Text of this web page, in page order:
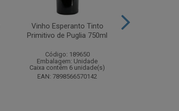
Vinho Esperanto Tinto
Primitivo de Puglia 750ml
Código: 189650
Embalagem: Unidade
Caixa contém 6 unidade(s)
EAN: 7898566570142